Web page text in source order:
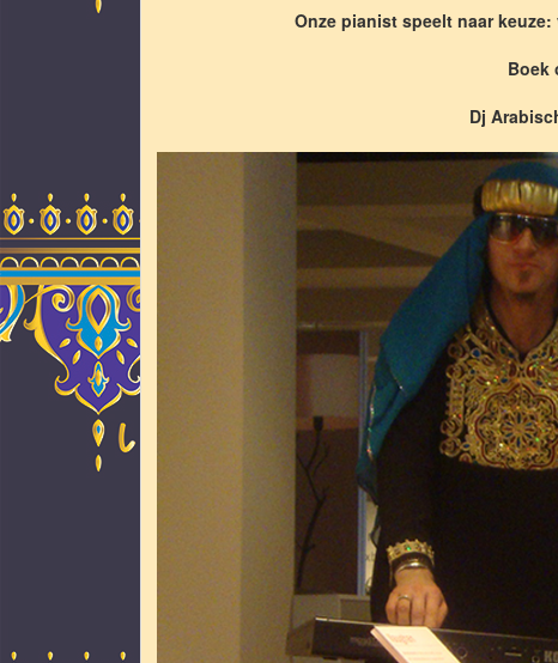
Onze pianist speelt naar
Boek
Dj